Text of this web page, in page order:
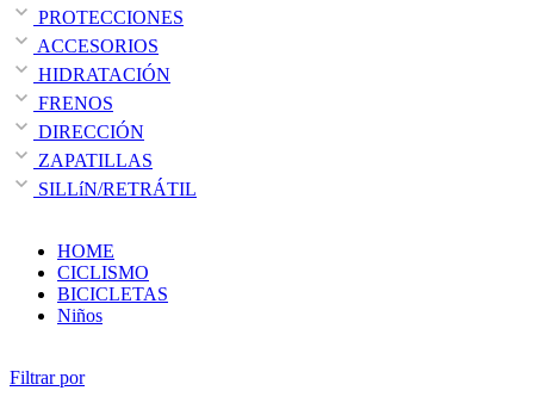
PROTECCIONES
ACCESORIOS
HIDRATACIÓN
FRENOS
DIRECCIÓN
ZAPATILLAS
SILLíN/RETRÁTIL
HOME
CICLISMO
BICICLETAS
Niños
Filtrar por